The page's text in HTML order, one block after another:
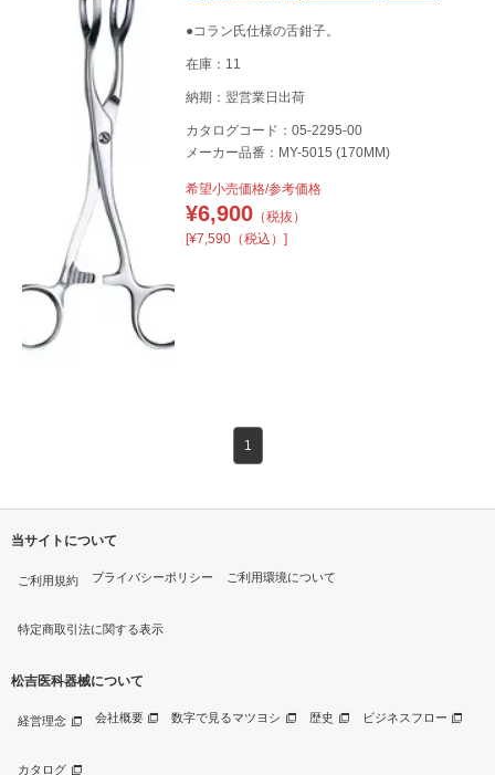
●コラン氏仕様の舌鉗子。
在庫：11
納期：翌営業日出荷
カタログコード：05-2295-00
メーカー品番：MY-5015 (170MM)
希望小売価格/参考価格
¥6,900（税抜）
[¥7,590（税込）]
1
当サイトについて
ご利用規約 プライバシーポリシー ご利用環境について
特定商取引法に関する表示
松吉医科器械について
経営理念 会社概要 数字で見るマツヨシ 歴史 ビジネスフロー
カタログ